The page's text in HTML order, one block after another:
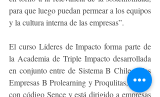
para que luego puedan permear a los equipos
y la cultura interna de las empresas”.
El curso Líderes de Impacto forma parte de
la Academia de Triple Impacto desarrollada
en conjunto entre de Sistema B Chile, y las
Empresas B Prolearning y Proqulitas, cuenta
con código Sence y está dirigido a empresas